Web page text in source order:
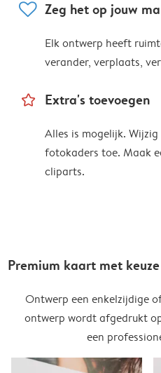
heart Zeg het op jouw
Elk ontwerp heeft
verander, verplaats,
star_outline Extra's toevoegen
Alles is mogelijk.
fotokaders toe. Maak
cliparts.
Premium kaart met
Ontwerp een enkelzijdige
ontwerp wordt afgedrukt
een